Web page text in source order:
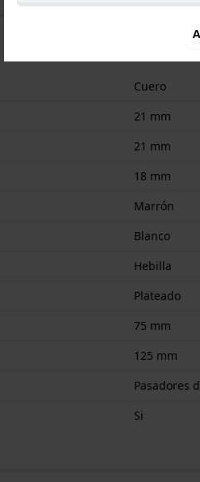
Cuero
21 mm
21 mm
18 mm
Marrón
Blanco
Hebilla
Plateado
75 mm
125 mm
Pasadores
Si